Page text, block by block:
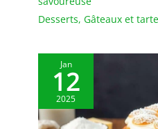
Desserts, Gâteaux et
Jan
12
2025